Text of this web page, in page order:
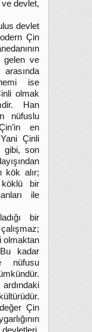
ve devlet,
devlet
Çin
gelen ve
ise
olmak
Han
nüfuslu
en
Çinli
gibi, son
kök alır;
köklü bir
ile
bir
olmaktan
kadar
nüfusu
Çin